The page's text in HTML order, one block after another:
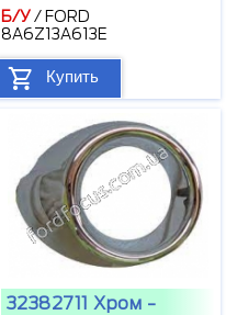
Б/У/ FORD
8A6Z13A613E
Купить
32382711 Хром -